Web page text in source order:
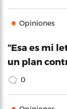
Opiniones
“Esa es mi
un plan
0